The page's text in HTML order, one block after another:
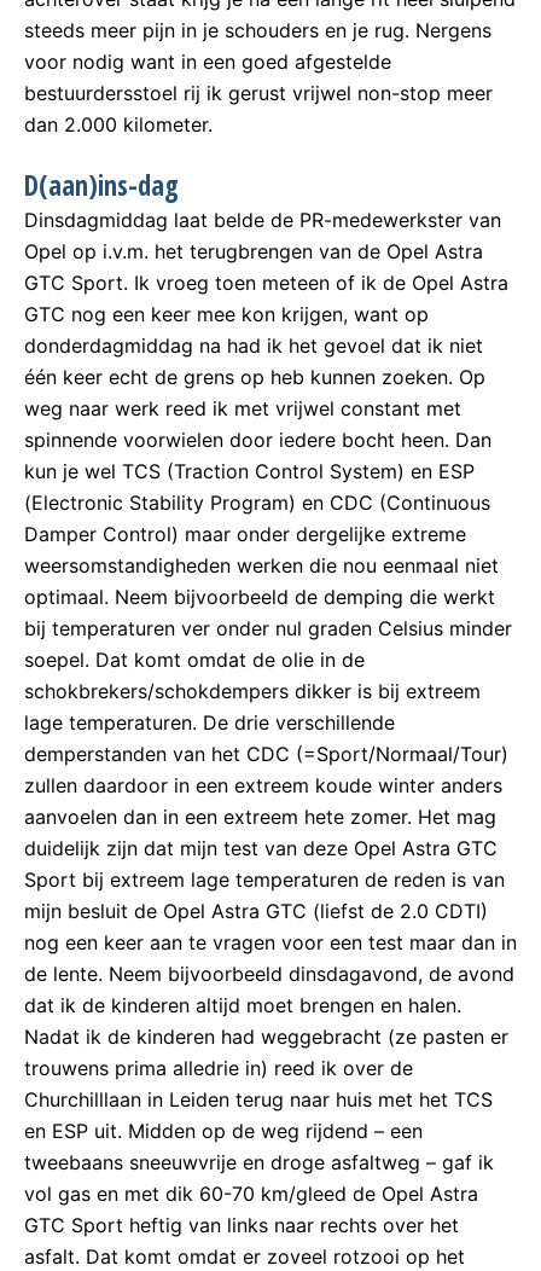
steeds meer pijn in je schouders en je rug. Nergens
voor nodig want in een goed afgestelde
bestuurdersstoel rij ik gerust vrijwel non-stop meer
dan 2.000 kilometer.
D(aan)ins-dag
Dinsdagmiddag laat belde de PR-medewerkster van
Opel op i.v.m. het terugbrengen van de Opel Astra
GTC Sport. Ik vroeg toen meteen of ik de Opel Astra
GTC nog een keer mee kon krijgen, want op
donderdagmiddag na had ik het gevoel dat ik niet
één keer echt de grens op heb kunnen zoeken. Op
weg naar werk reed ik met vrijwel constant met
spinnende voorwielen door iedere bocht heen. Dan
kun je wel TCS (Traction Control System) en ESP
(Electronic Stability Program) en CDC (Continuous
Damper Control) maar onder dergelijke extreme
weersomstandigheden werken die nou eenmaal niet
optimaal. Neem bijvoorbeeld de demping die werkt
bij temperaturen ver onder nul graden Celsius minder
soepel. Dat komt omdat de olie in de
schokbrekers/schokdempers dikker is bij extreem
lage temperaturen. De drie verschillende
demperstanden van het CDC (=Sport/Normaal/Tour)
zullen daardoor in een extreem koude winter anders
aanvoelen dan in een extreem hete zomer. Het mag
duidelijk zijn dat mijn test van deze Opel Astra GTC
Sport bij extreem lage temperaturen de reden is van
mijn besluit de Opel Astra GTC (liefst de 2.0 CDTI)
nog een keer aan te vragen voor een test maar dan in
de lente. Neem bijvoorbeeld dinsdagavond, de avond
dat ik de kinderen altijd moet brengen en halen.
Nadat ik de kinderen had weggebracht (ze pasten er
trouwens prima alledrie in) reed ik over de
Churchilllaan in Leiden terug naar huis met het TCS
en ESP uit. Midden op de weg rijdend – een
tweebaans sneeuwvrije en droge asfaltweg – gaf ik
vol gas en met dik 60-70 km/gleed de Opel Astra
GTC Sport heftig van links naar rechts over het
asfalt. Dat komt omdat er zoveel rotzooi op het